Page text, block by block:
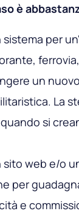
è
sistema per
un
La
si
web e/o
per
e